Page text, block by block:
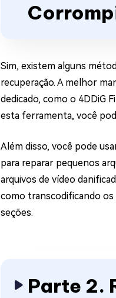
Sim, existem alguns
recuperação. A melhor
dedicado, como o 4DDiG
esta ferramenta, você
Além disso, você pode
para reparar pequenos
arquivos de vídeo
como transcodificando
seções.
Parte 2.